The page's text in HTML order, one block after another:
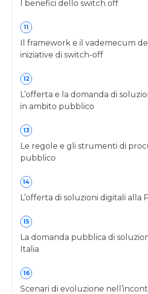
I benefici dello switch off
11
Il framework e il vademecum
iniziative di switch-off
12
L’offerta e la domanda di
in ambito pubblico
13
Le regole e gli strumenti di
pubblico
14
L’offerta di soluzioni digitali alla
15
La domanda pubblica di
Italia
16
Scenari di evoluzione